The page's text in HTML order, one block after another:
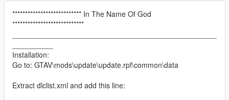
*************************** In The Name Of God
****************************
Installation:
Go to: GTAV\mods\update\update.rpf\common\data
Extract dlclist.xml and add this line: